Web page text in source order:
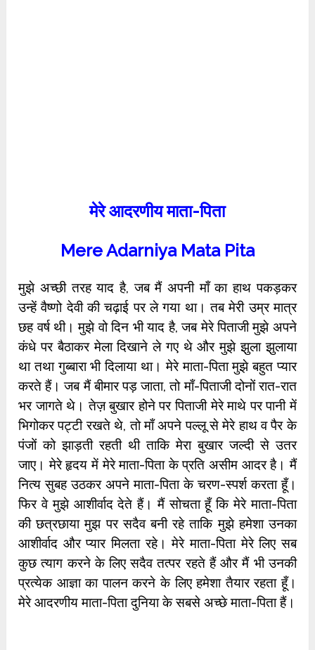
मेरे आदरणीय माता-पिता
Mere Adarniya Mata Pita
मुझे अच्छी तरह याद है, जब मैं अपनी माँ का हाथ पकड़कर
उन्हें वैष्णो देवी की चढ़ाई पर ले गया था। तब मेरी उम्र मात्र
छह वर्ष थी। मुझे वो दिन भी याद है, जब मेरे पिताजी मुझे अपने
कंधे पर बैठाकर मेला दिखाने ले गए थे और मुझे झुला झुलाया
था तथा गुब्बारा भी दिलाया था। मेरे माता-पिता मुझे बहुत प्यार
करते हैं। जब मैं बीमार पड़ जाता, तो माँ-पिताजी दोनों रात-रात
भर जागते थे। तेज़ बुखार होने पर पिताजी मेरे माथे पर पानी में
भिगोकर पट्टी रखते थे, तो माँ अपने पल्लू से मेरे हाथ व पैर के
पंजों को झाड़ती रहती थी ताकि मेरा बुखार जल्दी से उतर
जाए। मेरे हृदय में मेरे माता-पिता के प्रति असीम आदर है। मैं
नित्य सुबह उठकर अपने माता-पिता के चरण-स्पर्श करता हूँ।
फिर वे मुझे आशीर्वाद देते हैं। मैं सोचता हूँ कि मेरे माता-पिता
की छत्रछाया मुझ पर सदैव बनी रहे ताकि मुझे हमेशा उनका
आशीर्वाद और प्यार मिलता रहे। मेरे माता-पिता मेरे लिए सब
कुछ त्याग करने के लिए सदैव तत्पर रहते हैं और मैं भी उनकी
प्रत्येक आज्ञा का पालन करने के लिए हमेशा तैयार रहता हूँ।
मेरे आदरणीय माता-पिता दुनिया के सबसे अच्छे माता-पिता हैं।